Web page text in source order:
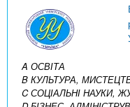
A ОСВІТА
B КУЛЬТУРА,
C СОЦІАЛЬНІ НАУКИ,